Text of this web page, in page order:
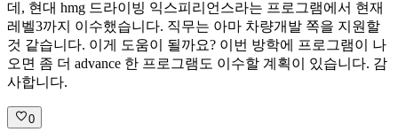
데, 현대 hmg 드라이빙 익스피리언스라는 프로그램에서 현재
레벨3까지 이수했습니다. 직무는 아마 차량개발 쪽을 지원할
것 같습니다. 이게 도움이 될까요? 이번 방학에 프로그램이 나
오면 좀 더 advance 한 프로그램도 이수할 계획이 있습니다. 감
사합니다.
0